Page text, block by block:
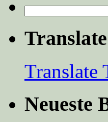
nach:
Translate
Neueste